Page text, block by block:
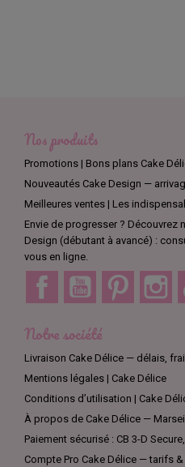
Nos produits
Promotions | Bons plans Cake
Nouveautés Cake Design —
Meilleures ventes | Les
Envie de progresser ? Découvrez
Design (débutant à avancé) :
vous en ligne.
Facebook YouTube Pinterest
Notre société
Livraison Cake Délice — délais,
Mentions légales | Cake Délice
Conditions d’utilisation | Cake
À propos de Cake Délice —
Paiement sécurisé : CB 3-D
Compte Pro Cake Délice — tarifs